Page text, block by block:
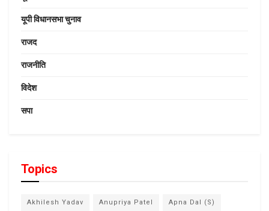
यूपी विधानसभा चुनाव
राजद
राजनीति
विदेश
सपा
Topics
Akhilesh Yadav Anupriya Patel Apna Dal (S)